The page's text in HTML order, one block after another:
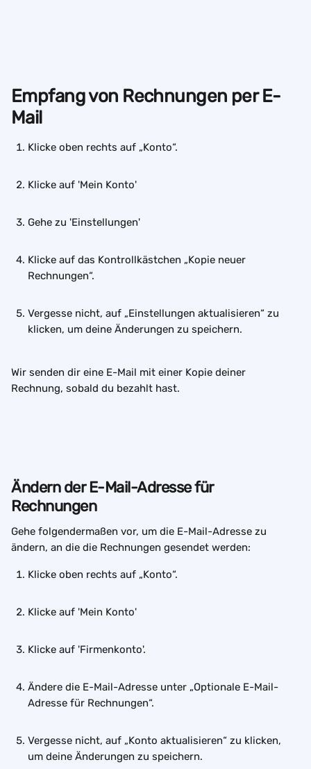
Empfang von Rechnungen per E-
Mail
Klicke oben rechts auf „Konto“.
Klicke auf 'Mein Konto'
Gehe zu 'Einstellungen'
Klicke auf das Kontrollkästchen „Kopie neuer
Rechnungen“.
Vergesse nicht, auf „Einstellungen aktualisieren“ zu
klicken, um deine Änderungen zu speichern.
Wir senden dir eine E-Mail mit einer Kopie deiner
Rechnung, sobald du bezahlt hast.
Ändern der E-Mail-Adresse für
Rechnungen
Gehe folgendermaßen vor, um die E-Mail-Adresse zu
ändern, an die die Rechnungen gesendet werden:
Klicke oben rechts auf „Konto“.
Klicke auf 'Mein Konto'
Klicke auf 'Firmenkonto'.
Ändere die E-Mail-Adresse unter „Optionale E-Mail-
Adresse für Rechnungen“.
Vergesse nicht, auf „Konto aktualisieren“ zu klicken,
um deine Änderungen zu speichern.